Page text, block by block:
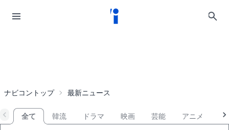
ナビコントップ 最新ニュース
全て 韓流 ドラマ 映画 芸能 アニメ